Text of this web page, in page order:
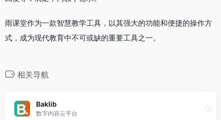
雨课堂作为一款智慧教学工具，以其强大的功能和便捷的操作方
式，成为现代教育中不可或缺的重要工具之一。
相关导航
Baklib
数字内容云平台